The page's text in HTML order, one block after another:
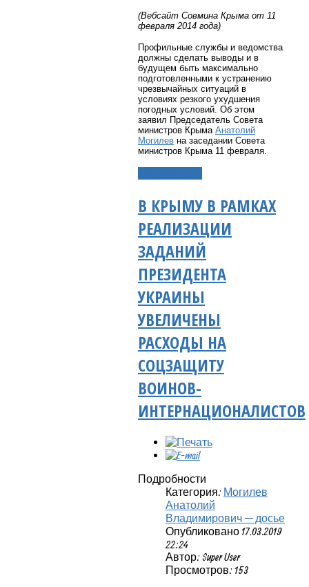
(Вебсайт Совмина Крыма от 11
февраля 2014 года)
Профильные службы и ведомства
должны сделать выводы и в
будущем быть максимально
подготовленными к устранению
чрезвычайных ситуаций в
условиях резкого ухудшения
погодных условий. Об этом
заявил Председатель Совета
министров Крыма Анатолий
Могилев на заседании Совета
министров Крыма 11 февраля.
В КРЫМУ В РАМКАХ
РЕАЛИЗАЦИИ
ЗАДАНИЙ
ПРЕЗИДЕНТА
УКРАИНЫ
УВЕЛИЧЕНЫ
РАСХОДЫ НА
СОЦЗАЩИТУ
ВОИНОВ-
ИНТЕРНАЦИОНАЛИСТОВ
Подробности
Категория: Могилев
Анатолий
Владимирович — досье
Опубликовано 17.03.2019
22:24
Автор: Super User
Просмотров: 153